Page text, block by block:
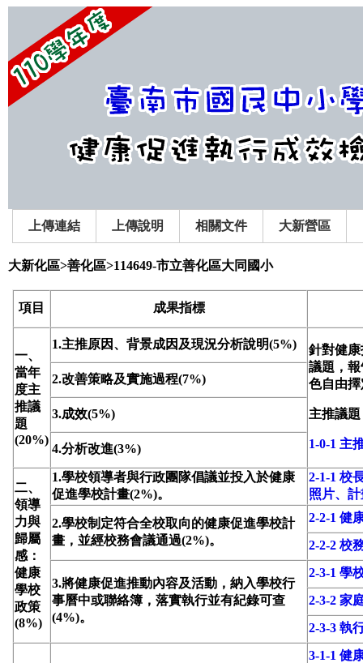
上傳連結 上傳說明 相關文件 大新營區
大新化區>善化區>114649-市立善化區大同國小
項目 成果指標
一、
當年
度主
推議
題
(20%)
1.主推原因、背景成因及現況分析說明(5%)
針對健
議題，
色自由
主推議題
1-0-1 主
2.改善策略及實施過程(7%)
3.成效(5%)
4.分析改進(3%)
二、
領導
力與
歸屬
感：
健康
學校
政策
(8%)
1.學校領導者與行政團隊倡議並投入於健康
促進學校計畫(2%)。
2-1-1 校
照片、
2.學校制定符合全校取向的健康促進學校計
畫，並經校務會議通過(2%)。
2-2-1 健
2-2-2 校
3.將健康促進推動內容及活動，納入學校行
事曆中或聯絡簿，落實執行並有紀錄可查
(4%)。
2-3-1 學
2-3-2 家
2-3-3 執
3-1-1 健